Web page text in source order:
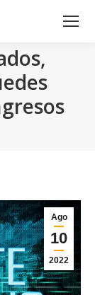
Ago
10
2022